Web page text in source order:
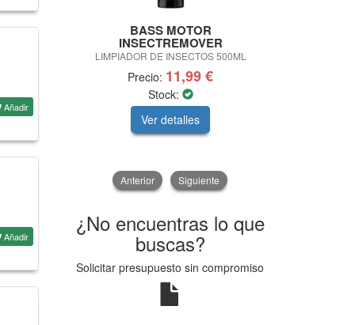
Añadir
Añadir
BASS MOTOR
INSECTREMOVER
LIMPIADOR DE INSECTOS 500ML
Precio: 11,99 €
Stock:
Ver detalles
Anterior Siguiente
¿No encuentras lo que
buscas?
Solicitar presupuesto sin compromiso